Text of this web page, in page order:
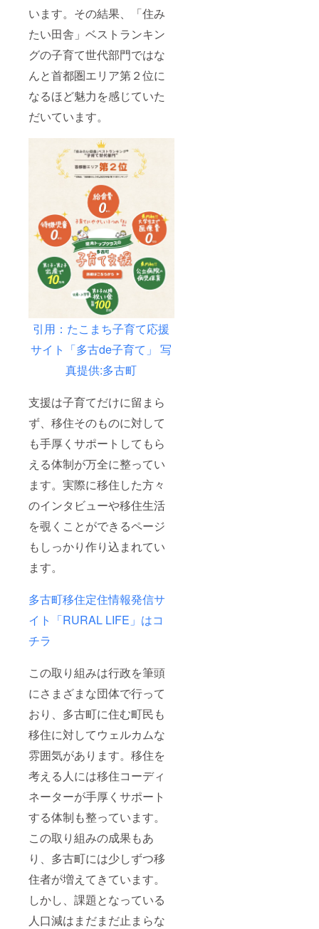
います。その結果、「住み
たい田舎」ベストランキン
グの子育て世代部門ではな
んと首都圏エリア第２位に
なるほど魅力を感じていた
だいています。
引用：たこまち子育て応援
サイト「多古de子育て」 写
真提供:多古町
支援は子育てだけに留まら
ず、移住そのものに対して
も手厚くサポートしてもら
える体制が万全に整ってい
ます。実際に移住した方々
のインタビューや移住生活
を覗くことができるページ
もしっかり作り込まれてい
ます。
多古町移住定住情報発信サ
イト「RURAL LIFE」はコ
チラ
この取り組みは行政を筆頭
にさまざまな団体で行って
おり、多古町に住む町民も
移住に対してウェルカムな
雰囲気があります。移住を
考える人には移住コーディ
ネーターが手厚くサポート
する体制も整っています。
この取り組みの成果もあ
り、多古町には少しずつ移
住者が増えてきています。
しかし、課題となっている
人口減はまだまだ止まらな